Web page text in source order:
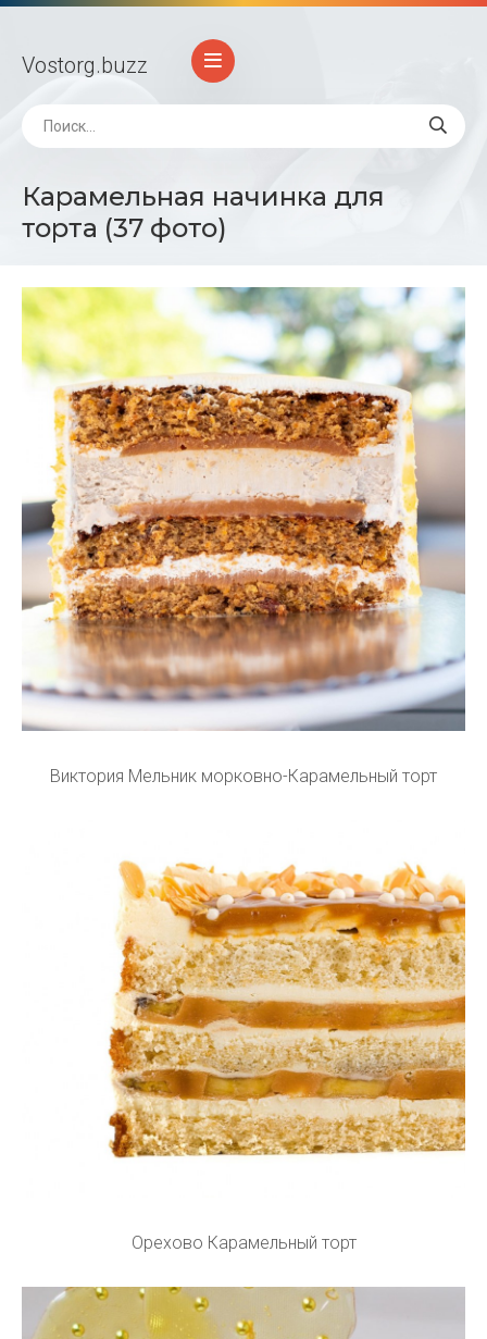
Vostorg.buzz
Карамельная начинка для
торта (37 фото)
Виктория Мельник морковно-Карамельный торт
Орехово Карамельный торт